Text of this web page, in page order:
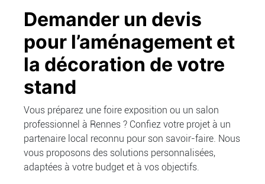
Demander un devis
pour l’aménagement et
la décoration de votre
stand
Vous préparez une foire exposition ou un salon
professionnel à Rennes ? Confiez votre projet à un
partenaire local reconnu pour son savoir-faire. Nous
vous proposons des solutions personnalisées,
adaptées à votre budget et à vos objectifs.